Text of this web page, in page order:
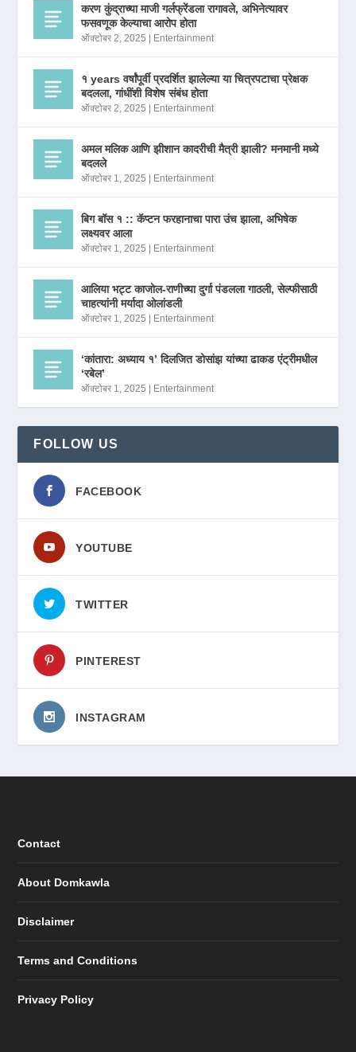
करण कुंद्राच्या माजी गर्लफ्रेंडला रागावले, अभिनेत्यावर
फसवणूक केल्याचा आरोप होता
ऑक्टोबर 2, 2025 | Entertainment
१ years वर्षांपूर्वी प्रदर्शित झालेल्या या चित्रपटाचा प्रेक्षक
बदलला, गांधींशी विशेष संबंध होता
ऑक्टोबर 2, 2025 | Entertainment
अमल मलिक आणि झीशान कादरीची मैत्री झाली? मनमानी मध्ये
बदलले
ऑक्टोबर 1, 2025 | Entertainment
बिग बॉस १ :: कॅप्टन फरहानाचा पारा उंच झाला, अभिषेक
लक्ष्यवर आला
ऑक्टोबर 1, 2025 | Entertainment
आलिया भट्ट काजोल-राणीच्या दुर्गा पंडलला गाठली, सेल्फीसाठी
चाहत्यांनी मर्यादा ओलांडली
ऑक्टोबर 1, 2025 | Entertainment
‘कांतारा: अध्याय १’ दिलजित डोसांझ यांच्या ढाकड एंट्रीमधील
‘रबेल’
ऑक्टोबर 1, 2025 | Entertainment
FOLLOW US
FACEBOOK
YOUTUBE
TWITTER
PINTEREST
INSTAGRAM
Contact
About Domkawla
Disclaimer
Terms and Conditions
Privacy Policy